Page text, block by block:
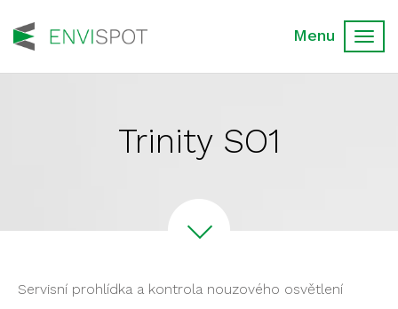
Trinity SO1
Servisní prohlídka a kontrola nouzového osvětlení